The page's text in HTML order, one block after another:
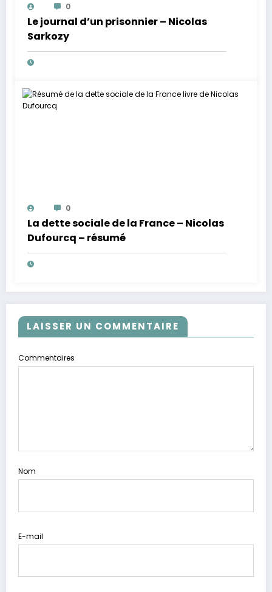
0
Le journal d’un prisonnier – Nicolas
Sarkozy
0
La dette sociale de la France – Nicolas
Dufourcq – résumé
LAISSER UN COMMENTAIRE
Commentaires
Nom
E-mail